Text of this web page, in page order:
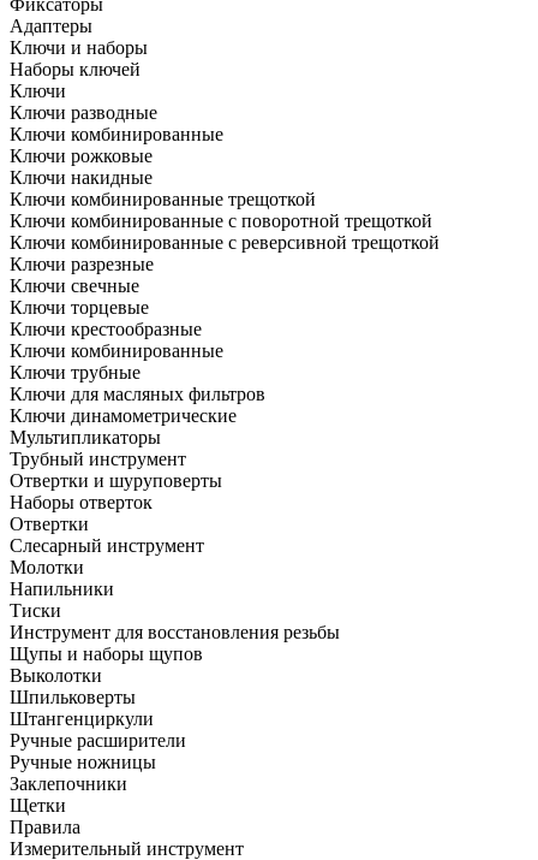
Фиксаторы
Адаптеры
Ключи и наборы
Наборы ключей
Ключи
Ключи разводные
Ключи комбинированные
Ключи рожковые
Ключи накидные
Ключи комбинированные трещоткой
Ключи комбинированные с поворотной трещоткой
Ключи комбинированные с реверсивной трещоткой
Ключи разрезные
Ключи свечные
Ключи торцевые
Ключи крестообразные
Ключи комбинированные
Ключи трубные
Ключи для масляных фильтров
Ключи динамометрические
Мультипликаторы
Трубный инструмент
Отвертки и шуруповерты
Наборы отверток
Отвертки
Слесарный инструмент
Молотки
Напильники
Тиски
Инструмент для восстановления резьбы
Щупы и наборы щупов
Выколотки
Шпильковерты
Штангенциркули
Ручные расширители
Ручные ножницы
Заклепочники
Щетки
Правила
Измерительный инструмент